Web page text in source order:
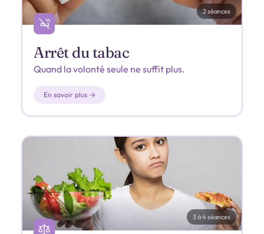
2 séances
Arrêt du tabac
Quand la volonté seule ne suffit plus.
En savoir plus →
3 à 4 séances